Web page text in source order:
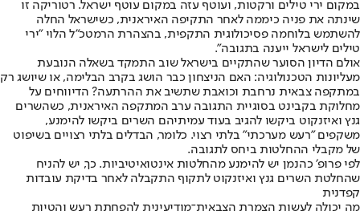
במקום ירי טילים ורקטות, ועוטף עזה במקום עוטף ישראל. רטוריקה זו
שינתה את פניה כיממה לאחר התקיפה האיראנית, כשישראל החלה
להשתמש בלוחמה פסיכולוגית התקפית, בהצהרת הרמטכ״ל הלוי "ירי
טילים לישראל ייענה בתגובה".
אולם הדיון הסוער שהתקיים בישראל שוב התמקד בשאלה הנובעת
מעליונות הטכנולוגיה: האם הניצחון כבר הושג בקרב הבלימה, או שיושג רק
במתקפה צבאית נרחבת וכואבת שתשיב את ההרתעה? הדיווחים על
מחלוקת בקבינט בסוגיית התגובה ערב המתקפה האיראנית, כשהשרים
גנץ ואיזנקוט ביקשו להגיב בעוד עמיתיהם השרים ביקשו להימנע,
משקפים "רעש מערכתי" בלתי רצוי. כלומר, הבדלים בלתי רצויים בשיפוט
של מקבלי ההחלטות ביחס לתגובה.
לפי פרופ׳ כהנמן יש להימנע מהחלטות אינטואיטיביות. כך, יש להניח
שהחלטת השרים גנץ ואיזנקוט לתקוף התקבלה לאחר בדיקת עובדות
קפדנית
מה יכולה לעשות הצמרת הצבאית־מודיעינית להפחתת רעש והטיות